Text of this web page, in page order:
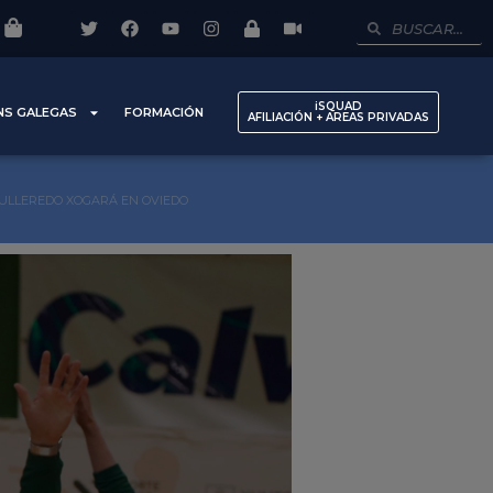
GALEGAS FORMACIÓN iSQUAD
AFILIACIÓN + AREAS PRIVADAS
XOGARÁ EN OVIEDO